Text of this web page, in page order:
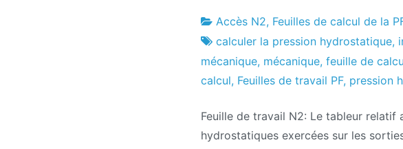
Usine
de
projets
29
le
juillet
2019
Accès N2, Feuilles de calcul de la
calculer la pression hydrostatique,
mécanique, mécanique, feuille de
calcul, Feuilles de travail PF, pression
Feuille de travail N2: Le tableur relatif
hydrostatiques exercées sur les